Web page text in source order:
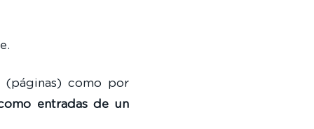
(páginas) como por
entradas de un